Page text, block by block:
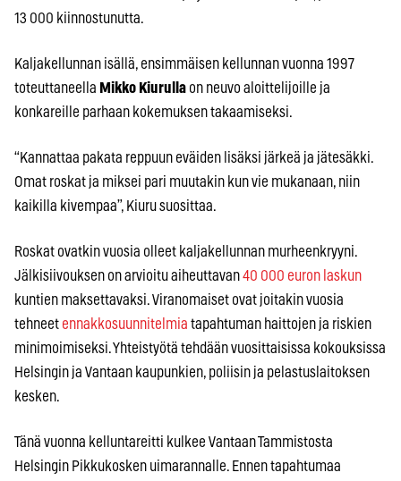
13 000 kiinnostunutta.
Kaljakellunnan isällä, ensimmäisen kellunnan vuonna 1997
toteuttaneella Mikko Kiurulla on neuvo aloittelijoille ja
konkareille parhaan kokemuksen takaamiseksi.
“Kannattaa pakata reppuun eväiden lisäksi järkeä ja jätesäkki.
Omat roskat ja miksei pari muutakin kun vie mukanaan, niin
kaikilla kivempaa”, Kiuru suosittaa.
Roskat ovatkin vuosia olleet kaljakellunnan murheenkryyni.
Jälkisiivouksen on arvioitu aiheuttavan40 000 euron laskun
kuntien maksettavaksi. Viranomaiset ovat joitakin vuosia
tehneet ennakkosuunnitelmia tapahtuman haittojen ja riskien
minimoimiseksi. Yhteistyötä tehdään vuosittaisissa kokouksissa
Helsingin ja Vantaan kaupunkien, poliisin ja pelastuslaitoksen
kesken.
Tänä vuonna kelluntareitti kulkee Vantaan Tammistosta
Helsingin Pikkukosken uimarannalle. Ennen tapahtumaa